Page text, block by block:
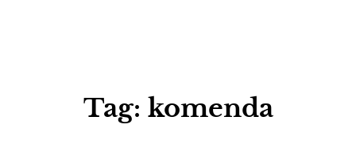
Tag: komenda